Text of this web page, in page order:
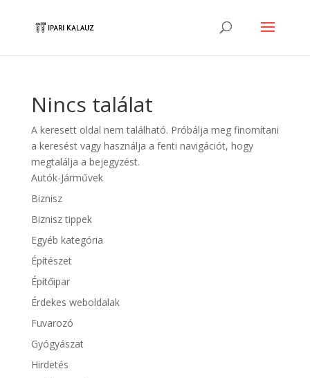
Nincs találat
A keresett oldal nem található. Próbálja meg finomítani
a keresést vagy használja a fenti navigációt, hogy
megtalálja a bejegyzést.
Autók-Járművek
Biznisz
Biznisz tippek
Egyéb kategória
Építészet
Építőipar
Érdekes weboldalak
Fuvarozó
Gyógyászat
Hirdetés